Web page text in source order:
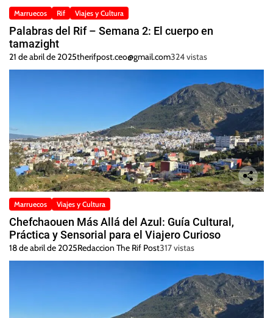
Marruecos Rif Viajes y Cultura
Palabras del Rif – Semana 2: El cuerpo en
tamazight
21 de abril de 2025therifpost.ceo@gmail.com324 vistas
Marruecos Viajes y Cultura
Chefchaouen Más Allá del Azul: Guía Cultural,
Práctica y Sensorial para el Viajero Curioso
18 de abril de 2025Redaccion The Rif Post317 vistas